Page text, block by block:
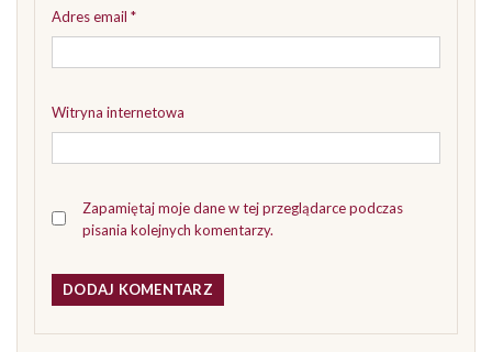
Adres email *
Witryna internetowa
Zapamiętaj moje dane w tej przeglądarce podczas
pisania kolejnych komentarzy.